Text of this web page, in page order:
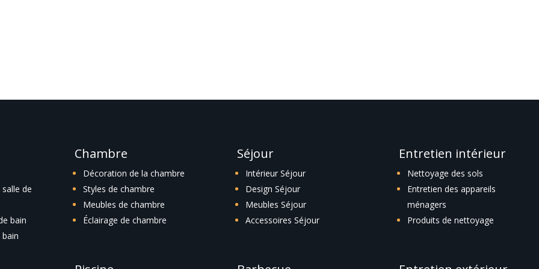
de
bain
Chambre
Décoration de la chambre
Styles de chambre
Meubles de chambre
Éclairage de chambre
Séjour
Intérieur Séjour
Design Séjour
Meubles Séjour
Accessoires Séjour
Entretien intérieur
Nettoyage des sols
Entretien des appareils
ménagers
Produits de nettoyage